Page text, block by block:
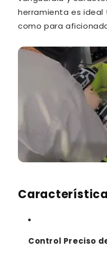
herramienta es
como para
Control Preciso